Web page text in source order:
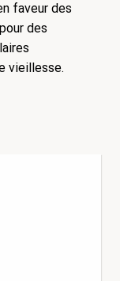
faveur des
des
vieillesse.